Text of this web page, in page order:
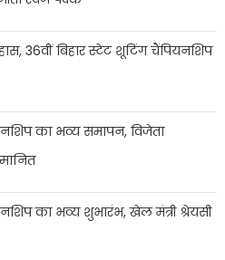
36वीं बिहार स्टेट शूटिंग चैंपियनशिप
का भव्य समापन, विजेता
का भव्य शुभारंभ, खेल मंत्री श्रेयसी